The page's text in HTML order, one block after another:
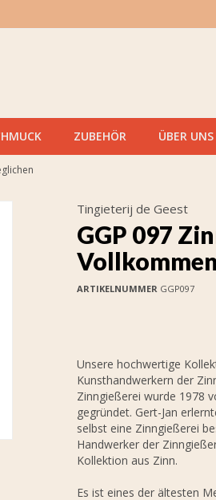
ZUBEHÖR ÜBER UNS
Tingieterij de Geest
GGP 097
ARTIKELNUMMERGGP097
Unsere hochwertige
Kunsthandwerkern der
Zinngießerei wurde 1978
gegründet. Gert-Jan
selbst eine Zinngießerei
Handwerker der
Kollektion aus Zinn.
Es ist eines der ältesten